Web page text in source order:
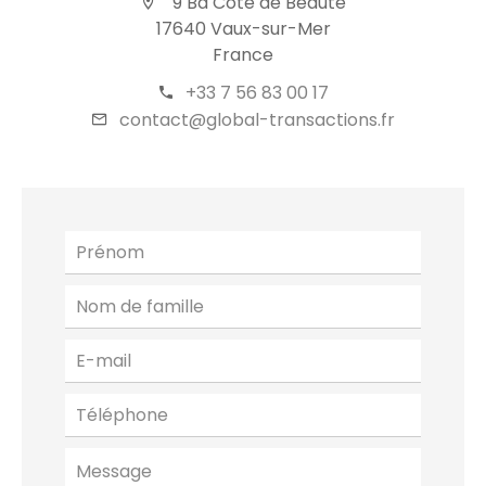
17640 Vaux-sur-Mer
France
+33 7 56 83 00 17
contact@global-transactions.fr